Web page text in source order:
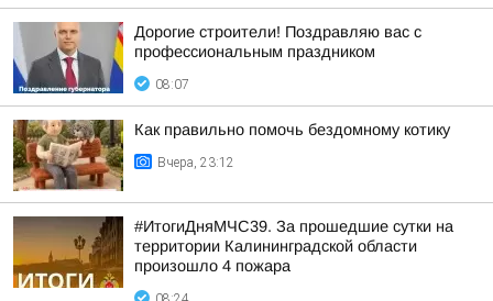
Дорогие строители! Поздравляю вас с
профессиональным праздником
08:07
Как правильно помочь бездомному котику
Вчера, 23:12
#ИтогиДняМЧС39. За прошедшие сутки на
территории Калининградской области
произошло 4 пожара